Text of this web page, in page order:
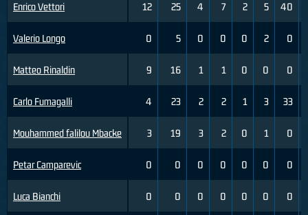
Enrico Vettori
Valerio Longo
Matteo Rinaldin
Carlo Fumagalli
Mouhammed falilou Mbacke
Petar Camparevic
Luca Bianchi
12 25 4 7 2 5 40
0 5 0 0 0 2 0
9 16 1 1 0 0 0
4 23 2 2 1 3 33
3 19 3 2 0 1 0
0 0 0 0 0 0 0
0 0 0 0 0 0 0